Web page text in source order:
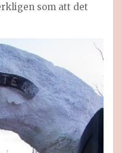
som att det